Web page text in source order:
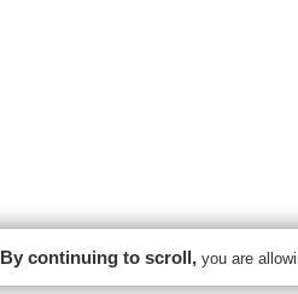
By continuing to scroll, you are